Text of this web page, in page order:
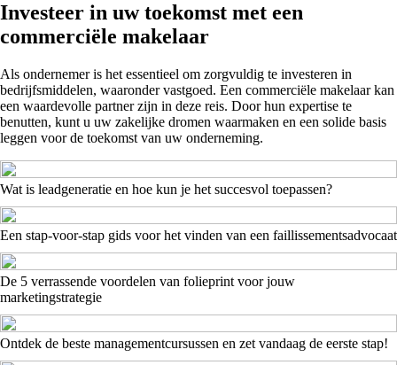
Investeer in uw toekomst met een
commerciële makelaar
Als ondernemer is het essentieel om zorgvuldig te investeren in
bedrijfsmiddelen, waaronder vastgoed. Een commerciële makelaar kan
een waardevolle partner zijn in deze reis. Door hun expertise te
benutten, kunt u uw zakelijke dromen waarmaken en een solide basis
leggen voor de toekomst van uw onderneming.
Wat is leadgeneratie en hoe kun je het succesvol toepassen?
Een stap-voor-stap gids voor het vinden van een faillissementsadvocaat
De 5 verrassende voordelen van folieprint voor jouw
marketingstrategie
Ontdek de beste managementcursussen en zet vandaag de eerste stap!